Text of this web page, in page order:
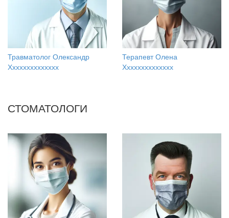
Травматолог Олександр
Хххххххххххххх
Терапевт Олена
Хххххххххххххх
СТОМАТОЛОГИ